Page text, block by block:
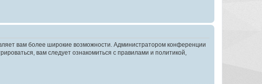
вам более широкие возможности. Администратором конференции
вам следует ознакомиться с правилами и политикой,